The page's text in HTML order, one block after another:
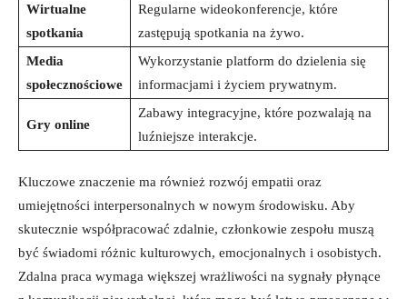
Wirtualne
spotkania
Regularne wideokonferencje, które
zastępują​ spotkania na żywo.
Media⁢
społecznościowe
Wykorzystanie platform do dzielenia się
informacjami i życiem ⁢prywatnym.
Gry online
Zabawy integracyjne, które pozwalają na
luźniejsze interakcje.
Kluczowe znaczenie ma również rozwój empatii oraz
umiejętności interpersonalnych w ‌nowym ⁢środowisku. Aby
skutecznie współpracować zdalnie, członkowie zespołu⁣ muszą
być świadomi ⁢różnic kulturowych, emocjonalnych i osobistych.
Zdalna praca wymaga większej wrażliwości na sygnały płynące